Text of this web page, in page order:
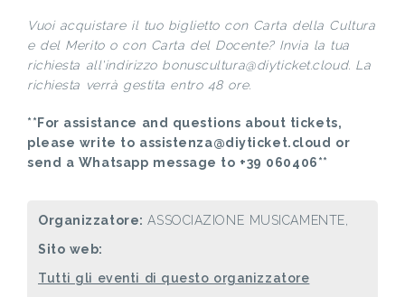
Vuoi acquistare il tuo biglietto con Carta della Cultura
e del Merito o con Carta del Docente? Invia la tua
richiesta all'indirizzo bonuscultura@diyticket.cloud. La
richiesta verrà gestita entro 48 ore.
**For assistance and questions about tickets,
please write to assistenza@diyticket.cloud or
send a Whatsapp message to +39 060406**
Organizzatore:ASSOCIAZIONE MUSICAMENTE,
Sito web:
Tutti gli eventi di questo organizzatore